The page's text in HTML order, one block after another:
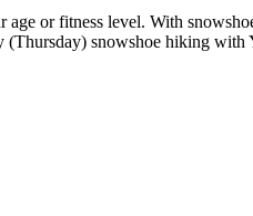
or fitness level. With
snowshoe hiking with